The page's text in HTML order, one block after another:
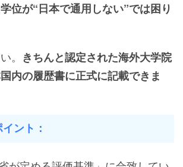
位が“日本で通用しない”では困り
。 きちんと認定された海外大学院
内の履歴書に正式に記載できま
ント：